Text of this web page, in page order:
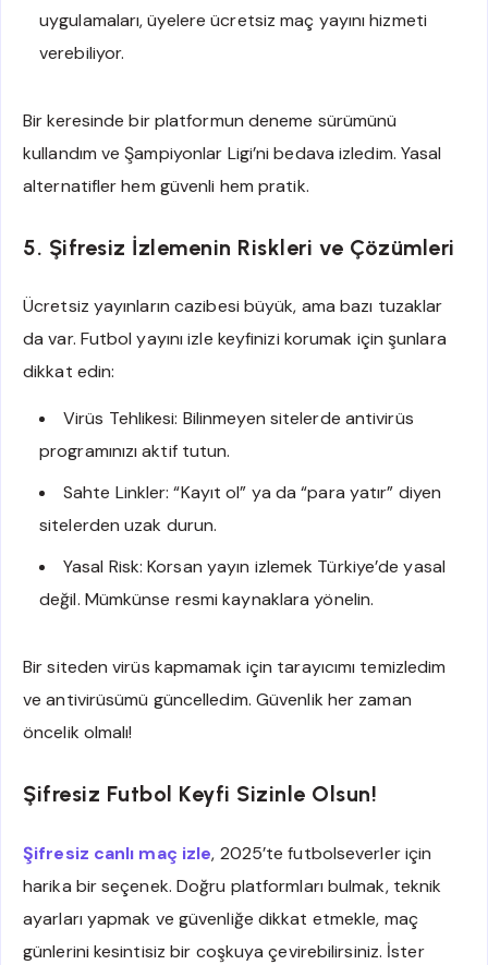
uygulamaları, üyelere ücretsiz maç yayını hizmeti
verebiliyor.
Bir keresinde bir platformun deneme sürümünü
kullandım ve Şampiyonlar Ligi’ni bedava izledim. Yasal
alternatifler hem güvenli hem pratik.
5. Şifresiz İzlemenin Riskleri ve Çözümleri
Ücretsiz yayınların cazibesi büyük, ama bazı tuzaklar
da var. Futbol yayını izle keyfinizi korumak için şunlara
dikkat edin:
Virüs Tehlikesi: Bilinmeyen sitelerde antivirüs
programınızı aktif tutun.
Sahte Linkler: “Kayıt ol” ya da “para yatır” diyen
sitelerden uzak durun.
Yasal Risk: Korsan yayın izlemek Türkiye’de yasal
değil. Mümkünse resmi kaynaklara yönelin.
Bir siteden virüs kapmamak için tarayıcımı temizledim
ve antivirüsümü güncelledim. Güvenlik her zaman
öncelik olmalı!
Şifresiz Futbol Keyfi Sizinle Olsun!
Şifresiz canlı maç izle, 2025’te futbolseverler için
harika bir seçenek. Doğru platformları bulmak, teknik
ayarları yapmak ve güvenliğe dikkat etmekle, maç
günlerini kesintisiz bir coşkuya çevirebilirsiniz. İster